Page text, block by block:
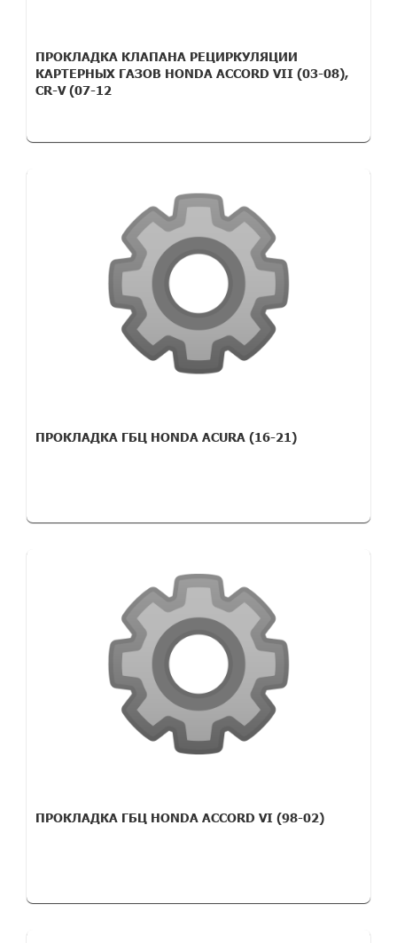
ПРОКЛАДКА КЛАПАНА РЕЦИРКУЛЯЦИИ
КАРТЕРНЫХ ГАЗОВ HONDA AСCORD VII (03-08),
CR-V (07-12
ПРОКЛАДКА ГБЦ HONDA ACURA (16-21)
ПРОКЛАДКА ГБЦ HONDA ACCORD VI (98-02)